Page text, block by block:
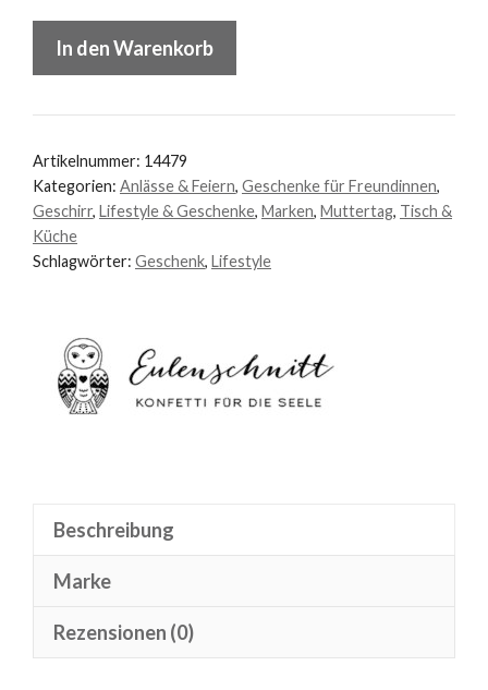
Eulenschnitt
In den Warenkorb
Artikelnummer: 14479
Kategorien: Anlässe & Feiern, Geschenke für Freundinnen,
Geschirr, Lifestyle & Geschenke, Marken, Muttertag, Tisch &
Küche
Schlagwörter: Geschenk, Lifestyle
Beschreibung
Marke
Rezensionen (0)